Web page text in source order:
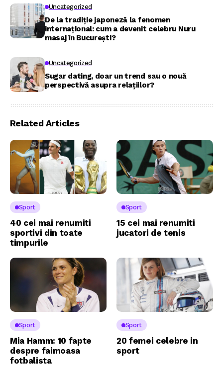
Uncategorized
De la tradiție japoneză la fenomen
internațional: cum a devenit celebru Nuru
masaj în București?
Uncategorized
Sugar dating, doar un trend sau o nouă
perspectivă asupra relațiilor?
Related Articles
Sport
40 cei mai renumiti
sportivi din toate
timpurile
Sport
15 cei mai renumiti
jucatori de tenis
Sport
Mia Hamm: 10 fapte
despre faimoasa
fotbalista
Sport
20 femei celebre in
sport